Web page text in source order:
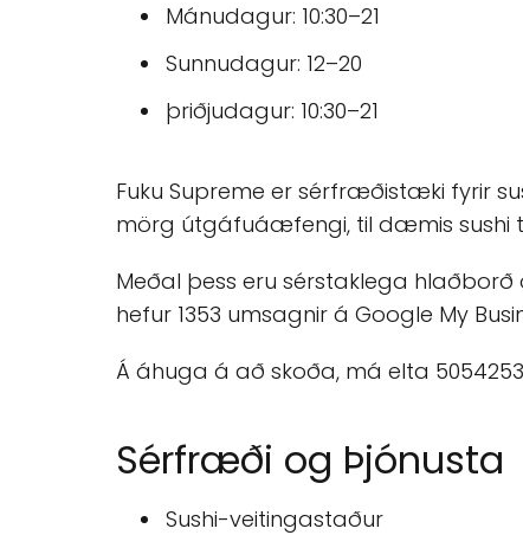
Mánudagur: 10:30–21
Sunnudagur: 12–20
þriðjudagur: 10:30–21
Fuku Supreme er sérfræðistæki fyrir
mörg útgáfuáæfengi, til dæmis sushi
Meðal þess eru sérstaklega
hefur 1353 umsagnir á Google My
Á áhuga á að skoða, má elta
Sérfræði og Þjónusta
Sushi-veitingastaður